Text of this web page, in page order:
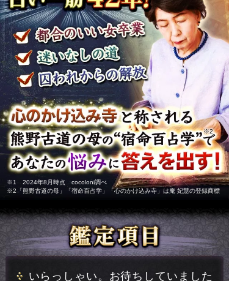
※2
※1 2024年8月時点 cocoloni調べ
※2「熊野古道の母」「宿命百占学」「心のかけ込み寺」は庵 妃慧の登録商標
いらっしゃい。お待ちしていました